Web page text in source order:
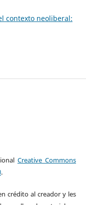
contexto neoliberal:
Creative Commons
.
crédito al creador y les